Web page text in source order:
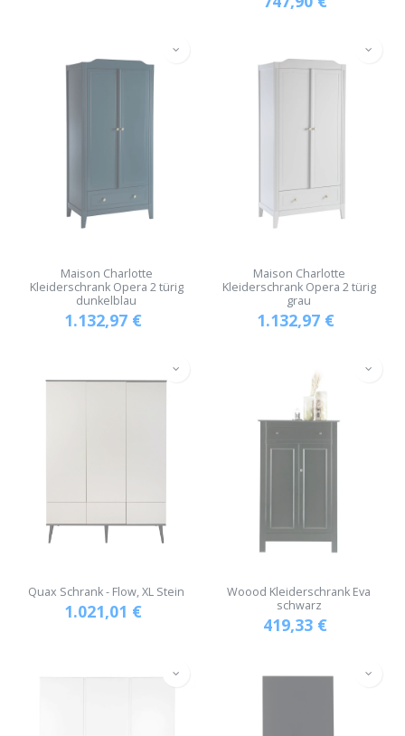
Maison Charlotte
Kleiderschrank Opera 2 türig
dunkelblau
1.132,97€
Maison Charlotte
Kleiderschrank Opera 2 türig
grau
1.132,97€
Quax Schrank - Flow, XL Stein
1.021,01 €
Woood Kleiderschrank Eva
schwarz
419,33 €